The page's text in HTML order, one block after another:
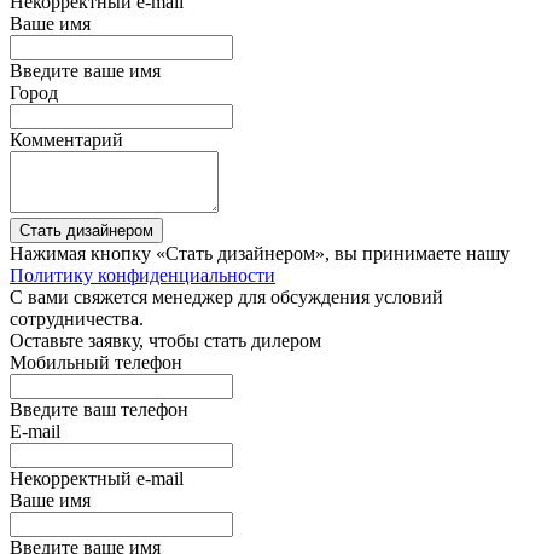
Ваше имя
Введите ваше имя
Город
Комментарий
Стать дизайнером
Нажимая кнопку «Стать дизайнером», вы принимаете нашу
Политику конфиденциальности
С вами свяжется менеджер для обсуждения условий
сотрудничества.
Оставьте заявку, чтобы стать дилером
Мобильный телефон
Введите ваш телефон
E-mail
Некорректный e-mail
Ваше имя
Введите ваше имя